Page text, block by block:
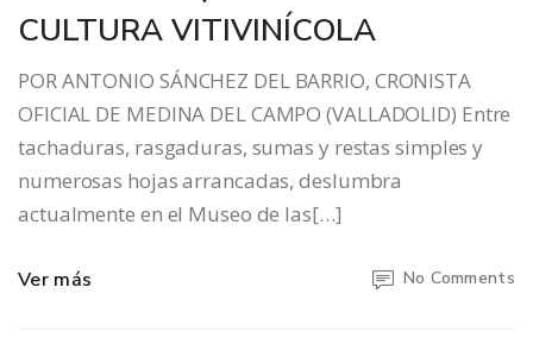
CULTURA VITIVINÍCOLA
POR ANTONIO SÁNCHEZ DEL BARRIO, CRONISTA
OFICIAL DE MEDINA DEL CAMPO (VALLADOLID) Entre
tachaduras, rasgaduras, sumas y restas simples y
numerosas hojas arrancadas, deslumbra
actualmente en el Museo de las[…]
Ver más No Comments